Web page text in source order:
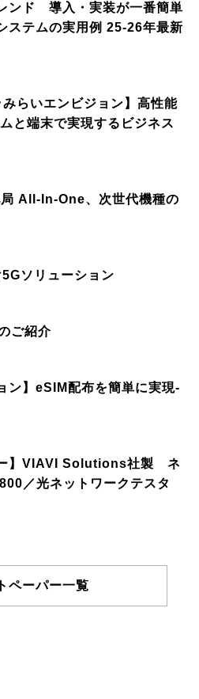
ンド 導入・実装が一番簡単
ステムの実用例 25-26年最新
みらいエンビジョン】高性能
と端末で実現するビジネス
局 All-In-One、次世代機種の
ソリューション
ご紹介
ン】eSIM配布を簡単に実現-
ー】VIAVI Solutions社製 ネ
／光ネットワークテスタ
ペーパー一覧